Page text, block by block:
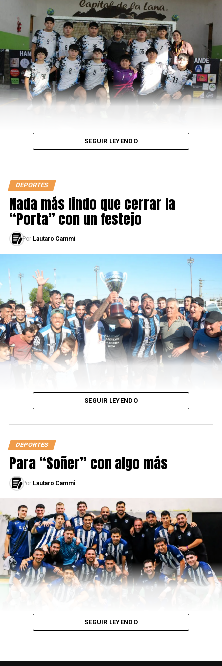
segundo escalón del podio.
LEÉ TAMBIÉN
Panenka la picó e hizo historia
SEGUIR LEYENDO
DEPORTES
Nada más lindo que cerrar la
“Porta” con un festejo
Por Lautaro Cammi
SEGUIR LEYENDO
DEPORTES
Para “Soñer” con algo más
Por Lautaro Cammi
SEGUIR LEYENDO